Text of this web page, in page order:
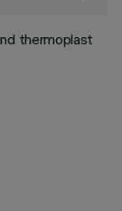
thermoplast